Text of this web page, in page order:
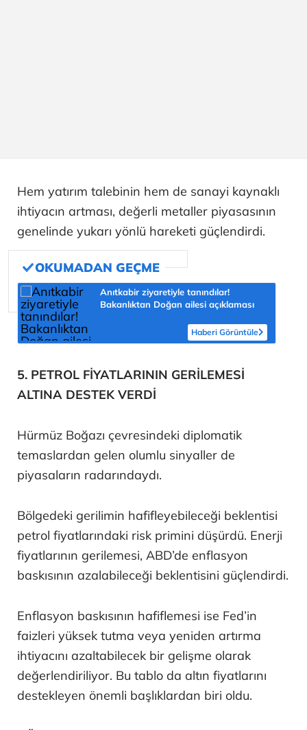
Hem yatırım talebinin hem de sanayi kaynaklı
ihtiyacın artması, değerli metaller piyasasının
genelinde yukarı yönlü hareketi güçlendirdi.
Anıtkabir ziyaretiyle tanındılar!
Bakanlıktan Doğan ailesi açıklaması
Haberi Görüntüle
5. PETROL FİYATLARININ GERİLEMESİ
ALTINA DESTEK VERDİ
Hürmüz Boğazı çevresindeki diplomatik
temaslardan gelen olumlu sinyaller de
piyasaların radarındaydı.
Bölgedeki gerilimin hafifleyebileceği beklentisi
petrol fiyatlarındaki risk primini düşürdü. Enerji
fiyatlarının gerilemesi, ABD’de enflasyon
baskısının azalabileceği beklentisini güçlendirdi.
Enflasyon baskısının hafiflemesi ise Fed’in
faizleri yüksek tutma veya yeniden artırma
ihtiyacını azaltabilecek bir gelişme olarak
değerlendiriliyor. Bu tablo da altın fiyatlarını
destekleyen önemli başlıklardan biri oldu.